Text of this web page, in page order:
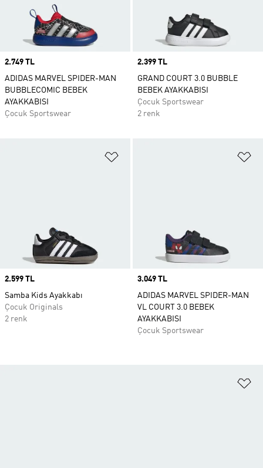
Price
2.749 TL
ADIDAS MARVEL SPIDER-MAN
BUBBLECOMIC BEBEK
AYAKKABISI
Çocuk Sportswear
Price
2.399 TL
GRAND COURT 3.0 BUBBLE
BEBEK AYAKKABISI
Çocuk Sportswear
2 renk
Price
2.599 TL
Samba Kids Ayakkabı
Çocuk Originals
2 renk
Price
3.049 TL
ADIDAS MARVEL SPIDER-MAN
VL COURT 3.0 BEBEK
AYAKKABISI
Çocuk Sportswear